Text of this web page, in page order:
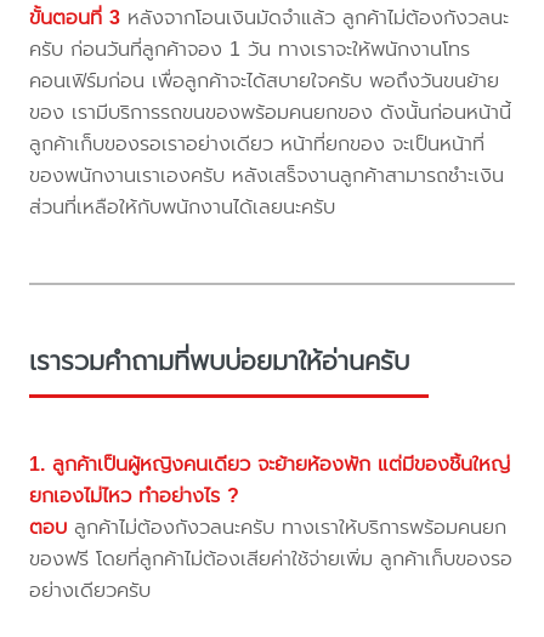
ขั้นตอนที่ 3 หลังจากโอนเงินมัดจำแล้ว ลูกค้าไม่ต้องกังวลนะ
ครับ ก่อนวันที่ลูกค้าจอง 1 วัน ทางเราจะให้พนักงานโทร
คอนเฟิร์มก่อน เพื่อลูกค้าจะได้สบายใจครับ พอถึงวันขนย้าย
ของ เรามีบริการรถขนของพร้อมคนยกของ ดังนั้นก่อนหน้านี้
ลูกค้าเก็บของรอเราอย่างเดียว หน้าที่ยกของ จะเป็นหน้าที่
ของพนักงานเราเองครับ หลังเสร็จงานลูกค้าสามารถชำะเงิน
ส่วนที่เหลือให้กับพนักงานได้เลยนะครับ
เรารวมคำถามที่พบบ่อยมาให้อ่านครับ
1. ลูกค้าเป็นผู้หญิงคนเดียว จะย้ายห้องพัก แต่มีของชิ้นใหญ่
ยกเองไม่ไหว ทำอย่างไร ?
ตอบ ลูกค้าไม่ต้องกังวลนะครับ ทางเราให้บริการพร้อมคนยก
ของฟรี โดยที่ลูกค้าไม่ต้องเสียค่าใช้จ่ายเพิ่ม ลูกค้าเก็บของรอ
อย่างเดียวครับ